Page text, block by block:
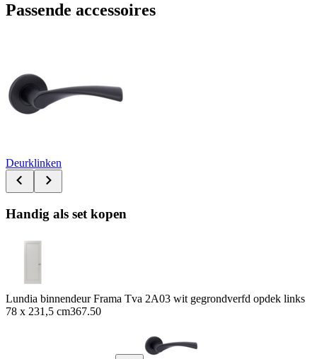
Passende accessoires
Deurklinken
Handig als set kopen
Lundia binnendeur Frama Tva 2A03 wit gegrondverfd opdek links
78 x 231,5 cm367.50